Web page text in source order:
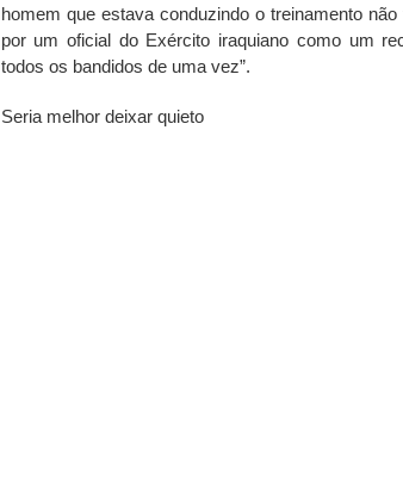
homem que estava conduzindo o treinamento
por um oficial do Exército iraquiano como um
todos os bandidos de uma vez”.
Seria melhor deixar quieto